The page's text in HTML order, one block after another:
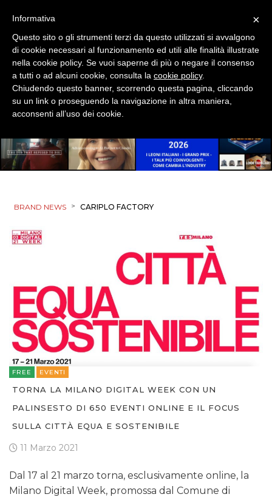
OPINIONI
BRAND NEWS > CARIPLO FACTORY
FREE EVENTI
TORNA LA MILANO DIGITAL WEEK CON UN
PALINSESTO DI 650 EVENTI ONLINE E IL FOCUS
SULLA CITTÀ EQUA E SOSTENIBILE
11 Marzo 2021
Dal 17 al 21 marzo torna, esclusivamente online, la
Milano Digital Week, promossa dal Comune di
×
Informativa
Questo sito o gli strumenti terzi da questo utilizzati si avvalgono
di cookie necessari al funzionamento ed utili alle finalità illustrate
nella cookie policy. Se vuoi saperne di più o negare il consenso
a tutti o ad alcuni cookie, consulta la cookie policy.
Chiudendo questo banner, scorrendo questa pagina, cliccando
su un link o proseguendo la navigazione in altra maniera,
acconsenti all’uso dei cookie.